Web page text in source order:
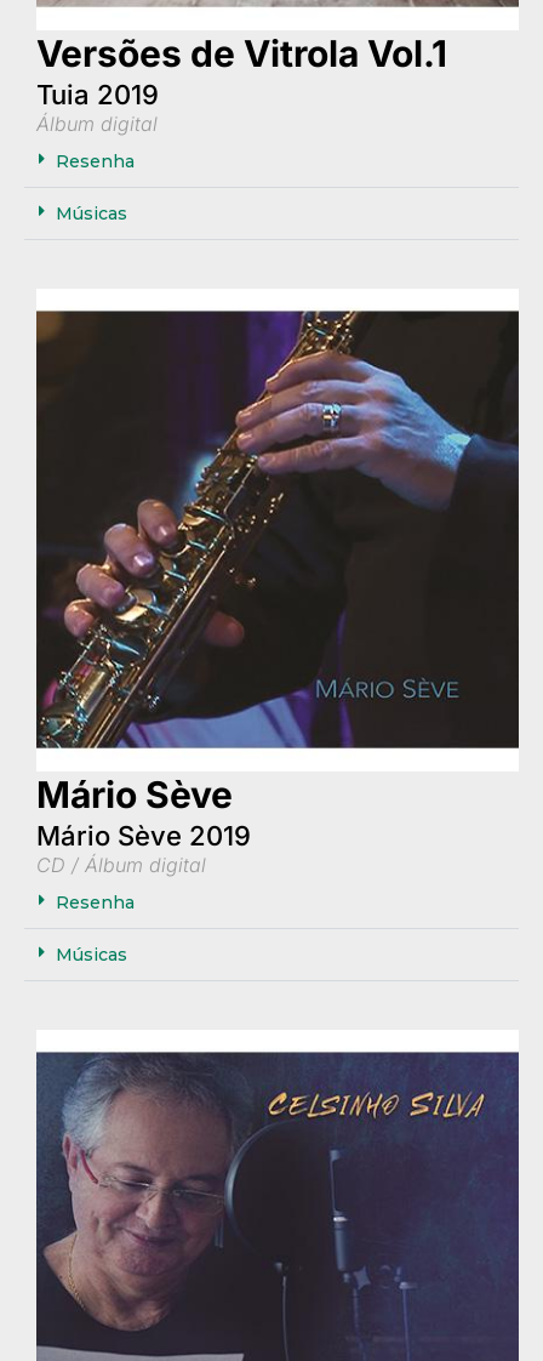
Versões de Vitrola Vol.1
Tuia 2019
Álbum digital
Resenha
Músicas
Mário Sève
Mário Sève 2019
CD / Álbum digital
Resenha
Músicas